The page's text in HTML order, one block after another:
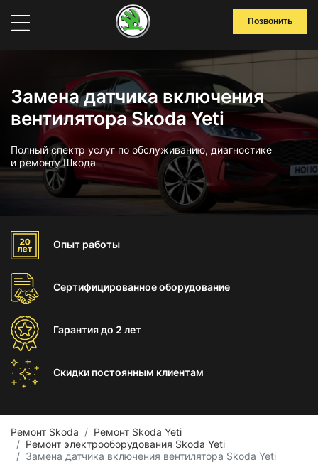
Позвонить
Замена датчика включения
вентилятора Skoda Yeti
Полный спектр услуг по обслуживанию, диагностике
и ремонту Шкода
Опыт работы
Сертифицированноеоборудование
Гарантиядо 2 лет
Скидки постоянным клиентам
Ремонт Skoda
Ремонт Skoda Yeti
Ремонт электрооборудования Skoda Yeti
Замена датчика включения вентилятора Skoda Yeti